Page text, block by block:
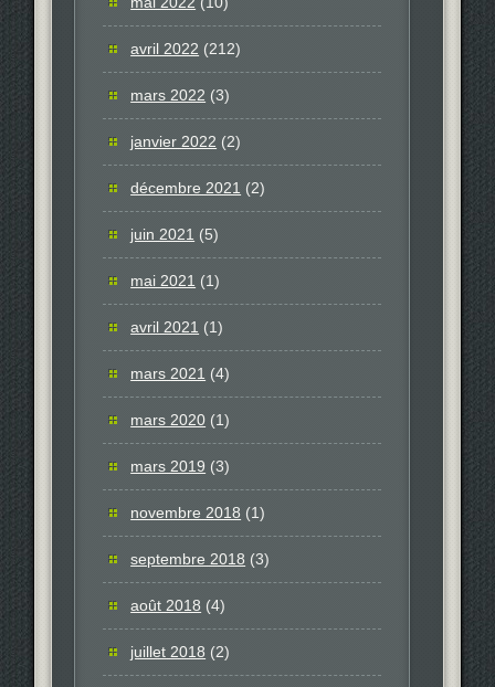
avril 2022 (212)
mars 2022 (3)
janvier 2022 (2)
décembre 2021 (2)
juin 2021 (5)
mai 2021 (1)
avril 2021 (1)
mars 2021 (4)
mars 2020 (1)
mars 2019 (3)
novembre 2018 (1)
septembre 2018 (3)
août 2018 (4)
juillet 2018 (2)